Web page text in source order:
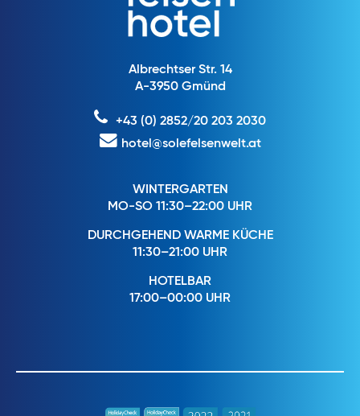
Albrechtser Str. 14
A-3950 Gmünd
+43 (0) 2852/20 203 2030
hotel@solefelsenwelt.at
WINTERGARTEN
MO-SO 11:30–22:00 UHR
DURCHGEHEND WARME KÜCHE
11:30–21:00 UHR
HOTELBAR
17:00–00:00 UHR